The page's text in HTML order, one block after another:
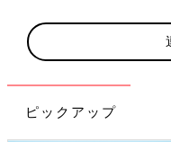
ピックアップ